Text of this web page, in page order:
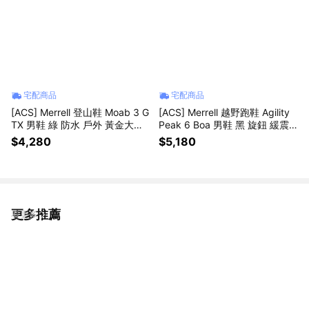
宅配商品
[ACS] Merrell 登山鞋 Moab 3 G
TX 男鞋 綠 防水 戶外 黃金大底
ML00005397
$4,280
宅配商品
[ACS] Merrell 越野跑鞋 Agility
Peak 6 Boa 男鞋 黑 旋鈕 緩震
戶外 ML00005568
$5,180
更多推薦
看更多